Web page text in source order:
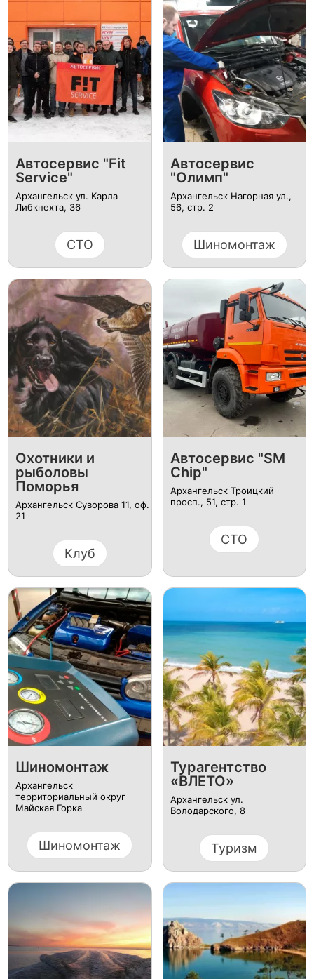
Автосервис "Fit
Service"
Архангельск ул. Карла
Либкнехта, 36
СТО
Автосервис
"Олимп"
Архангельск Нагорная ул.,
56, стр. 2
Шиномонтаж
Охотники и
рыболовы
Поморья
Архангельск Суворова 11, оф.
21
Клуб
Автосервис "SM
Chip"
Архангельск Троицкий
просп., 51, стр. 1
СТО
Шиномонтаж
Архангельск
территориальный округ
Майская Горка
Шиномонтаж
Турагентство
«ВЛЕТО»
Архангельск ул.
Володарского, 8
Туризм